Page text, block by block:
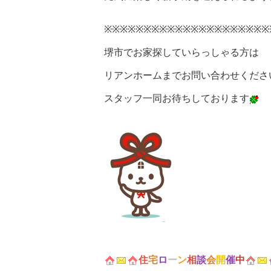
堺市でお家探していらっしゃる方は
リアンホームまでお問い合わせくださ
スタッフ一同お待ちしております
住宅ローン相談会開催中